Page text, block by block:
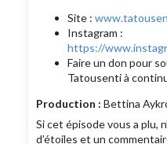
Site :
Instagram :
https://
Faire un don pour
Tatousenti à
Production : Bettina
Si cet épisode vous a plu,
d’étoiles et un